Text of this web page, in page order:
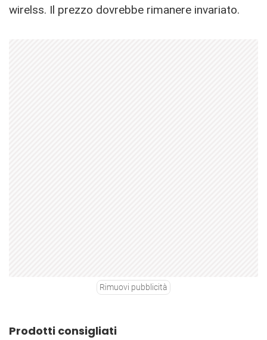
wirelss. Il prezzo dovrebbe rimanere invariato.
Rimuovi pubblicità
Prodotti consigliati